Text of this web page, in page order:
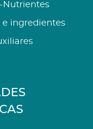
Nutrientes
e ingredientes